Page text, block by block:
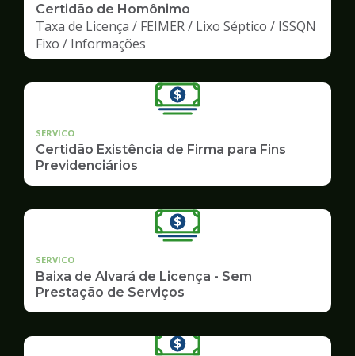
Certidão de Homônimo
Taxa de Licença / FEIMER / Lixo Séptico / ISSQN
Fixo / Informações
SERVICO
Certidão Existência de Firma para Fins
Previdenciários
SERVICO
Baixa de Alvará de Licença - Sem
Prestação de Serviços